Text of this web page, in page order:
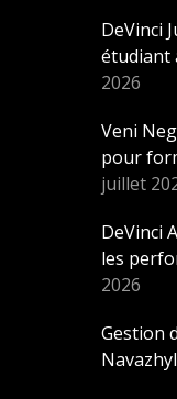
DeVinci
étudiant
2026
Veni
pour
juillet
DeVinci
les
2026
Gestion